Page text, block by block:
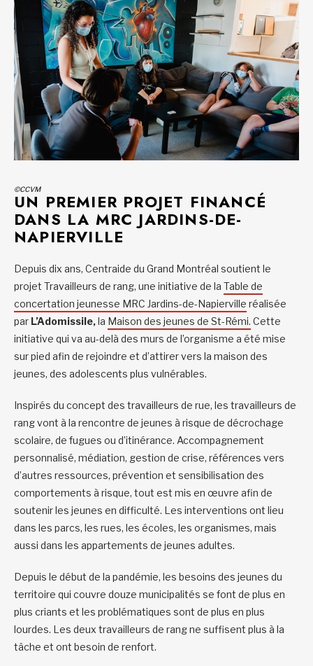
©CCVM
UN PREMIER PROJET FINANCÉ
DANS LA MRC JARDINS-DE-
NAPIERVILLE
Depuis dix ans, Centraide du Grand Montréal soutient le
projet Travailleurs de rang, une initiative de la Table de
concertation jeunesse MRC Jardins-de-Napierville réalisée
par L’Adomissile,la Maison des jeunes de St-Rémi. Cette
initiative qui va au-delà des murs de l’organisme a été mise
sur pied afin de rejoindre et d’attirer vers la maison des
jeunes, des adolescents plus vulnérables.
Inspirés du concept des travailleurs de rue, les travailleurs de
rang vont à la rencontre de jeunes à risque de décrochage
scolaire, de fugues ou d’itinérance. Accompagnement
personnalisé, médiation, gestion de crise, références vers
d’autres ressources, prévention et sensibilisation des
comportements à risque, tout est mis en œuvre afin de
soutenir les jeunes en difficulté. Les interventions ont lieu
dans les parcs, les rues, les écoles, les organismes, mais
aussi dans les appartements de jeunes adultes.
Depuis le début de la pandémie, les besoins des jeunes du
territoire qui couvre douze municipalités se font de plus en
plus criants et les problématiques sont de plus en plus
lourdes. Les deux travailleurs de rang ne suffisent plus à la
tâche et ont besoin de renfort.